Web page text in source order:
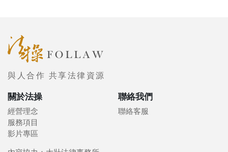
與人合作 共享法律資源
關於法操
經營理念
服務項目
影片專區
聯絡我們
聯絡客服